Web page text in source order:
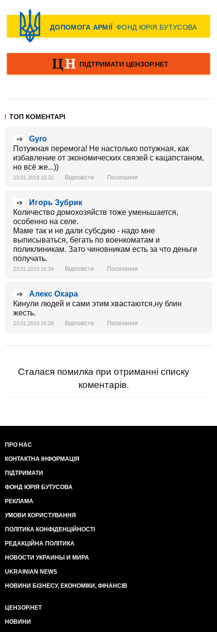
ТОП КОМЕНТАРІ
+9
Gyro
Потужная перемога! Не настолько потужная, как
избавление от экономических связей с кацапстаном,
но всё же...))
23.01.2019 16:22 Відповісти Посилання
+9
Игорь Зубрик
Количество домохозяйств тоже уменьшается,
особенно на селе.
Маме так и не дали субсдию - надо мне
выписываться, бегать по военкоматам и
поликлиникам. Зато чиновникам есть за что деньги
получать.
23.01.2019 16:24 Відповісти Посилання
+9
Алекс Охара
Кинули людей и сами этим хвастаются,ну блин
жесть.
23.01.2019 16:28 Відповісти Посилання
Сталася помилка при отриманні списку
коментарів.
ПРО НАС
КОНТАКТНА ІНФОРМАЦІЯ
ПІДТРИМАТИ
ФОНД ЮРІЯ БУТУСОВА
РЕКЛАМА
УМОВИ КОРИСТУВАННЯ
ПОЛІТИКА КОНФІДЕНЦІЙНОСТІ
РЕДАКЦІЙНА ПОЛІТИКА
НОВОСТИ УКРАИНЫ И МИРА
UKRAINIAN NEWS
НОВИНИ БІЗНЕСУ, ЕКОНОМІКИ, ФІНАНСІВ
ЦЕНЗОР.НЕТ
НОВИНИ